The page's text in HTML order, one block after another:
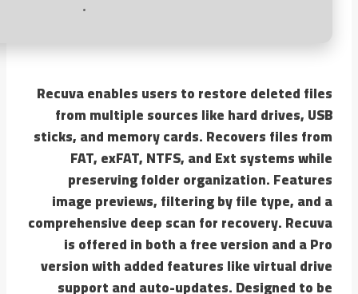
Recuva enables users to restore deleted files
from multiple sources like hard drives, USB
sticks, and memory cards. Recovers files from
FAT, exFAT, NTFS, and Ext systems while
preserving folder organization. Features
image previews, filtering by file type, and a
comprehensive deep scan for recovery. Recuva
is offered in both a free version and a Pro
version with added features like virtual drive
support and auto-updates. Designed to be